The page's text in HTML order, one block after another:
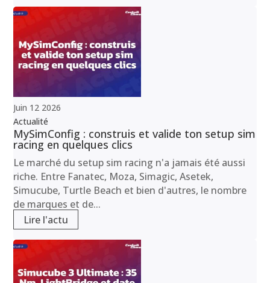
Juin 12 2026
Actualité
MySimConfig : construis et valide ton setup sim
racing en quelques clics
Le marché du setup sim racing n'a jamais été aussi
riche. Entre Fanatec, Moza, Simagic, Asetek,
Simucube, Turtle Beach et bien d'autres, le nombre
de marques et de...
Lire l'actu